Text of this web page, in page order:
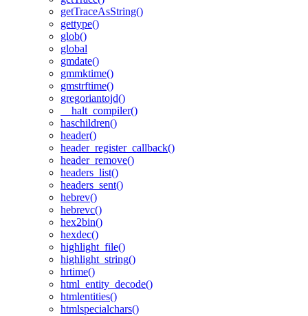
getTraceAsString()
gettype()
glob()
global
gmdate()
gmmktime()
gmstrftime()
gregoriantojd()
__halt_compiler()
haschildren()
header()
header_register_callback()
header_remove()
headers_list()
headers_sent()
hebrev()
hebrevc()
hex2bin()
hexdec()
highlight_file()
highlight_string()
hrtime()
html_entity_decode()
htmlentities()
htmlspecialchars()